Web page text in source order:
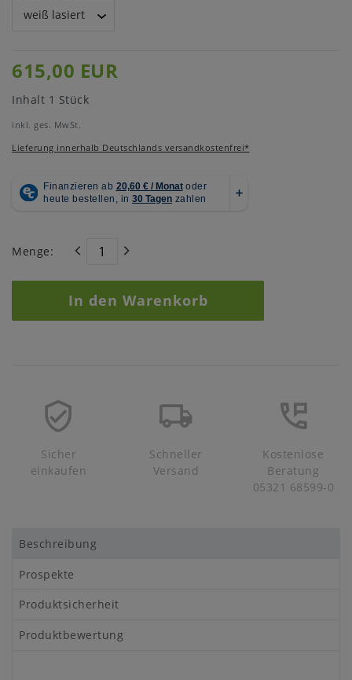
615,00 EUR
Inhalt 1 Stück
inkl. ges. MwSt.
Lieferung innerhalb Deutschlands versandkostenfrei*
Menge:
In den Warenkorb
Sicher
einkaufen
Schneller
Versand
Kostenlose
Beratung
05321 68599-0
Beschreibung
Prospekte
Produktsicherheit
Produktbewertung